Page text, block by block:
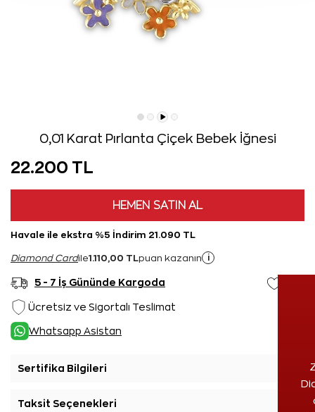
0,01 Karat Pırlanta Çiçek Bebek İğnesi
22.200 TL
HEMEN SATIN AL
Havale ile ekstra %5 İndirim 21.090 TL
Diamond Cardile1.110,00 TL puan kazanın i
5 - 7 İş Gününde Kargoda
Ücretsiz ve Sigortalı Teslimat
Whatsapp Asistan
Sertifika Bilgileri
Taksit Seçenekleri